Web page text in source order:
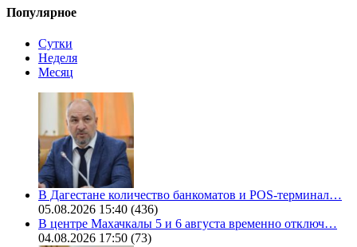
Популярное
Сутки
Неделя
Месяц
В Дагестане количество банкоматов и POS-терминал…
05.08.2026 15:40 (436)
В центре Махачкалы 5 и 6 августа временно отключ…
04.08.2026 17:50 (73)